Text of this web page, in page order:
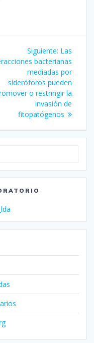
Siguiente: Siguiente
entrada:
Las
bacterianas
mediadas por
sideróforos pueden
o restringir la
invasión de
fitopatógenos